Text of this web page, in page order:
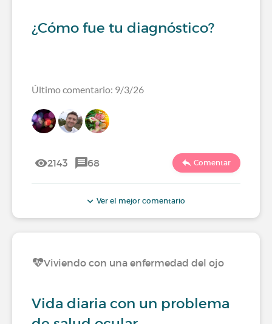
¿Cómo fue tu diagnóstico?
Último comentario: 9/3/26
2143 68 Comentar
Ver el mejor comentario
Viviendo con una enfermedad del ojo
Vida diaria con un problema